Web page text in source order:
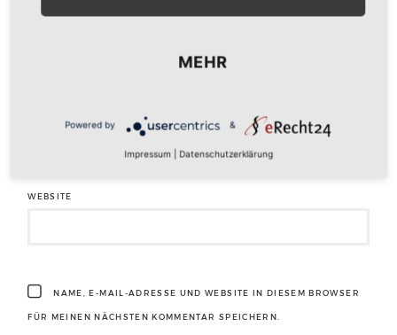
E-MAIL-ADRESSE
WEBSITE
NAME, E-MAIL-ADRESSE UND WEBSITE IN DIESEM BROWSER
FÜR MEINEN NÄCHSTEN KOMMENTAR SPEICHERN.
MEHR
Powered by &
Impressum Datenschutzerklärung